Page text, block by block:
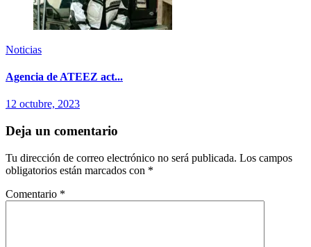
Noticias
Agencia de ATEEZ act...
12 octubre, 2023
Deja un comentario
Tu dirección de correo electrónico no será publicada. Los campos
obligatorios están marcados con *
Comentario *